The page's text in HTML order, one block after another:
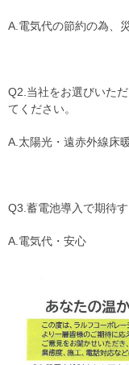
A.電気代の節約の為、
Q2.当社をお選びいた
てください。
A.太陽光・遠赤外線床
Q3.蓄電池導入で期待
A.電気代・安心